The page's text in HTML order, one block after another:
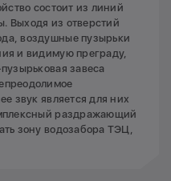
состоит из линий
Выходя из отверстий
воздушные пузырьки
и видимую преграду,
завеса
звук является для них
раздражающий
зону водозабора ТЭЦ,